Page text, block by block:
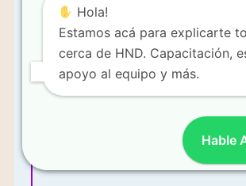
Mi enfoque es vender productos y
Hola!
Estamos acá para explicarte
cerca de HND. Capacitación,
apoyo al equipo y más.
Hable